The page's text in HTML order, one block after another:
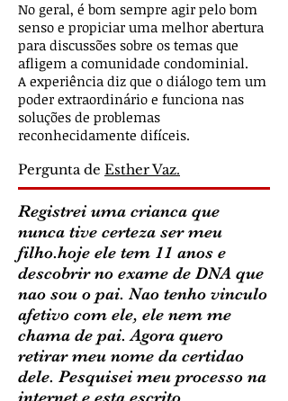
No geral, é bom sempre agir pelo bom
senso e propiciar uma melhor abertura
para discussões sobre os temas que
afligem a comunidade condominial.
A experiência diz que o diálogo tem um
poder extraordinário e funciona nas
soluções de problemas
reconhecidamente difíceis.
Pergunta de Esther Vaz.
Registrei uma crianca que
nunca tive certeza ser meu
filho.hoje ele tem 11 anos e
descobrir no exame de DNA que
nao sou o pai. Nao tenho vinculo
afetivo com ele, ele nem me
chama de pai. Agora quero
retirar meu nome da certidao
dele. Pesquisei meu processo na